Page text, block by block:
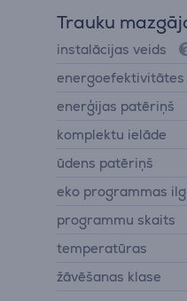
Trauku
instalācijas veids
energoefektivitātes
enerģijas patēriņš
komplektu ielāde
ūdens patēriņš
eko programmas
programmu skaits
temperatūras
žāvēšanas klase